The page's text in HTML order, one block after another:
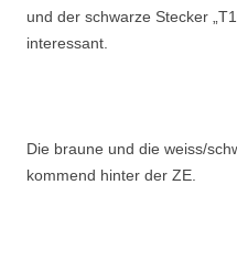
und der schwarze Stecker
interessant.
Die braune und die weiss/
kommend hinter der ZE.